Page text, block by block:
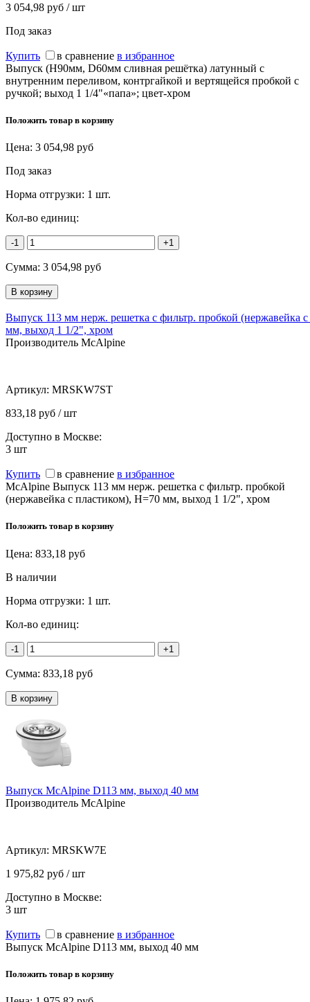
3 054,98 руб / шт
Под заказ
Купить в сравнение в избранное
Выпуск (H90мм, D60мм сливная решётка) латунный с
внутренним переливом, контргайкой и вертящейся пробкой с
ручкой; выход 1 1/4"«папа»; цвет-хром
Положить товар в корзину
Цена: 3 054,98 руб
Под заказ
Норма отгрузки: 1 шт.
Кол-во единиц:
-1 +1
Сумма: 3 054,98 руб
Выпуск 113 мм нерж. решетка с фильтр. пробкой (нержавейка
мм, выход 1 1/2", хром
Производитель McAlpine
Артикул: MRSKW7ST
833,18 руб / шт
Доступно в Москве:
3 шт
Купить в сравнение в избранное
McAlpine Выпуск 113 мм нерж. решетка с фильтр. пробкой
(нержавейка с пластиком), H=70 мм, выход 1 1/2", хром
Положить товар в корзину
Цена: 833,18 руб
В наличии
Норма отгрузки: 1 шт.
Кол-во единиц:
-1 +1
Сумма: 833,18 руб
Выпуск McAlpine D113 мм, выход 40 мм
Производитель McAlpine
Артикул: MRSKW7E
1 975,82 руб / шт
Доступно в Москве:
3 шт
Купить в сравнение в избранное
Выпуск McAlpine D113 мм, выход 40 мм
Положить товар в корзину